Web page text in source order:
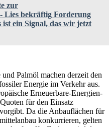
zur
Lies bekräftig Forderung
ein Signal, das wir jetzt
Palmöl machen derzeit den
Energie im Verkehr aus.
Erneuerbare-Energien-
für den Einsatz
Da die Anbauflächen für
konkurrieren, gelten